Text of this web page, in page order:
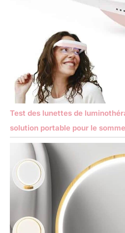
Test des lunettes de
solution portable pour le